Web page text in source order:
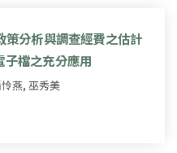
策分析與調查經費之估計
檔之充分應用
燕, 巫秀美